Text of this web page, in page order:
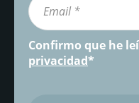
Confirmo que he
privacidad*